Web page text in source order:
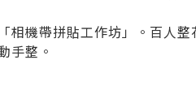
相機帶拼貼工作坊」。百人
手整。